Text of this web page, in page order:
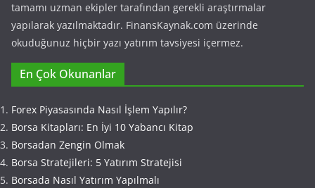
tamamı uzman ekipler tarafından gerekli araştırmalar
yapılarak yazılmaktadır. FinansKaynak.com üzerinde
okuduğunuz hiçbir yazı yatırım tavsiyesi içermez.
En Çok Okunanlar
Forex Piyasasında Nasıl İşlem Yapılır?
Borsa Kitapları: En İyi 10 Yabancı Kitap
Borsadan Zengin Olmak
Borsa Stratejileri: 5 Yatırım Stratejisi
Borsada Nasıl Yatırım Yapılmalı